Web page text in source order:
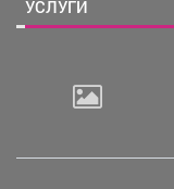
УСЛУГИ